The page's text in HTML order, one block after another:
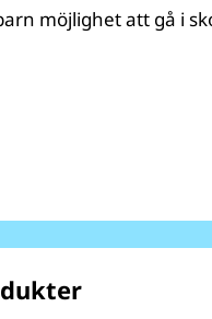
möjlighet att gå i